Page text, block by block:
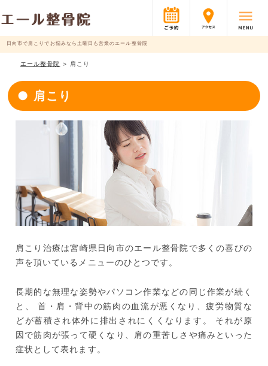
日向市で肩こりでお悩みなら土曜日も営業のエール整骨院
エール整骨院 > 肩こり
肩こり
肩こり治療は宮崎県日向市のエール整骨院で多くの喜びの
声を頂いているメニューのひとつです。
長期的な無理な姿勢やパソコン作業などの同じ作業が続く
と、
首・肩・背中の筋肉の血流が悪くなり、疲労物質な
どが蓄積され体外に排出されにくくなります。
それが原
因で筋肉が張って硬くなり、肩の重苦しさや痛みといった
症状として表れます。